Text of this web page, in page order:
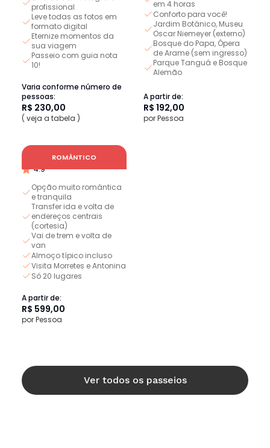
profissional
Leve todas as fotos em
formato digital
Eternize momentos da
sua viagem
Passeio com guia nota
10!
Varia conforme número de
pessoas:
R$ 230,00
( veja a tabela )
em 4 horas
Conforto para você!
Jardim Botânico, Museu
Oscar Niemeyer (externo)
Bosque do Papa, Ópera
de Arame (sem ingresso)
Parque Tanguá e Bosque
Alemão
A partir de:
R$ 192,00
por Pessoa
ROMÂNTICO
Trem Passeio Imperial
4.9
Opção muito romântica
e tranquila
Transfer ida e volta de
endereços centrais
(cortesia)
Vai de trem e volta de
van
Almoço típico incluso
Visita Morretes e Antonina
Só 20 lugares
A partir de:
R$ 599,00
por Pessoa
Ver todos os passeios